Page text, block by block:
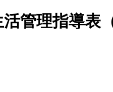
活管理指導表